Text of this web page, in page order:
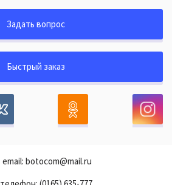
Задать вопрос
Быстрый заказ
email: botocom@mail.ru